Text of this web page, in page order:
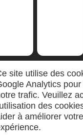
site utilise des
Analytics
trafic. Veuillez
des
à améliorer votre